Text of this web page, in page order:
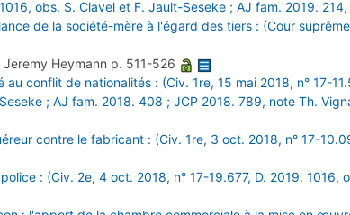
obs. S. Clavel et F. Jault-Seseke ; AJ fam. 2019.
de la société-mère à l'égard des tiers : (Cour
Jeremy Heymann p. 511-526
conflit de nationalités : (Civ. 1re, 15 mai 2018, n° 17-
; AJ fam. 2018. 408 ; JCP 2018. 789, note Th.
contre le fabricant : (Civ. 1re, 3 oct. 2018, n° 17-
: (Civ. 2e, 4 oct. 2018, n° 17-19.677, D. 2019. 1016,